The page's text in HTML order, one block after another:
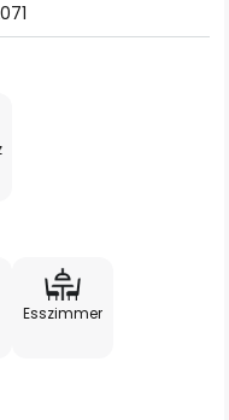
Esszimmer